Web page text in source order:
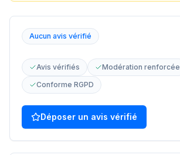
Aucun avis vérifié
Avis vérifiés
Modération renforcée
Conforme RGPD
Déposer un avis vérifié